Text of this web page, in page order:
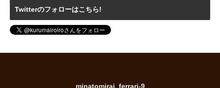
Twitterのフォローはこちら!
minatomirai_ferrari-9